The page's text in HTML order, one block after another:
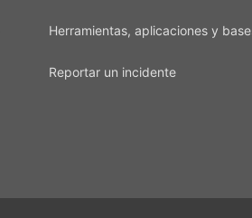
Herramientas, aplicaciones y
Reportar un incidente